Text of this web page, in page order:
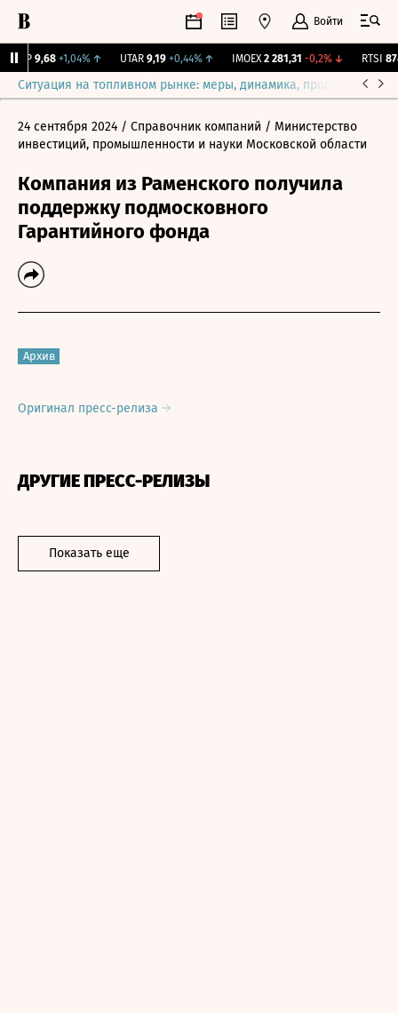
Войти
9,68 +1,04%↑ UTAR 9,19 +0,44%↑ IMOEX 2 281,31 -0,2%↓ RTSI
Ситуация на топливном рынке: меры, динамика, прогнозы
24 сентября 2024 / Справочник компаний / Министерство
инвестиций, промышленности и науки Московской области
Компания из Раменского получила
поддержку подмосковного
Гарантийного фонда
Архив
Оригинал пресс-релиза
ДРУГИЕ ПРЕСС-РЕЛИЗЫ
Показать еще